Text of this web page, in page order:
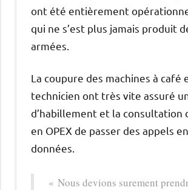
ont été entièrement
qui ne s’est plus jamais produit
armées.
La coupure des machines à café
technicien ont très vite assuré
d’habillement et la consultation
en OPEX de passer des appels
données.
« Nous devions surement